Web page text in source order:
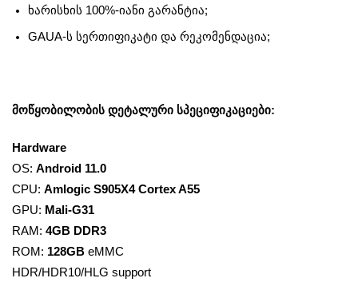
ხარისხის 100%-იანი გარანტია;
GAUA-ს სერთიფიკატი და რეკომენდაცია;
მოწყობილობის დეტალური სპეციფიკაციები:
Hardware
OS: Android 11.0
CPU: Amlogic S905X4 Cortex A55
GPU: Mali-G31
RAM: 4GB DDR3
ROM: 128GB eMMC
HDR/HDR10/HLG support